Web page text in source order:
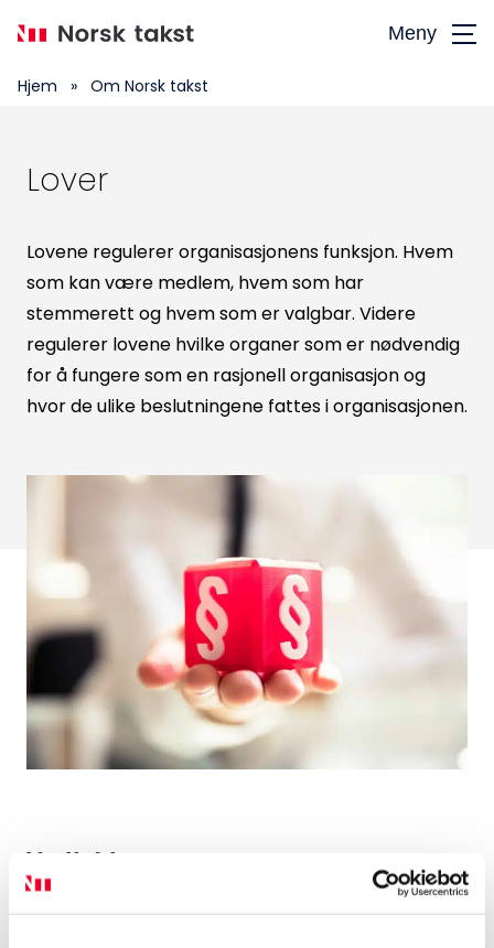
hovedinnhold
Meny
Hjem » Om Norsk takst
Lover
Lovene regulerer organisasjonens funksjon. Hvem
som kan være medlem, hvem som har
stemmerett og hvem som er valgbar. Videre
regulerer lovene hvilke organer som er nødvendig
for å fungere som en rasjonell organisasjon og
hvor de ulike beslutningene fattes i organisasjonen.
Vedtekter